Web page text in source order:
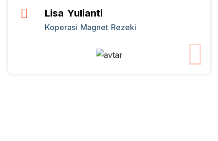
Lisa Yulianti
Koperasi Magnet Rezeki